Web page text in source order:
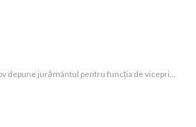
jurământul pentru funcția de viceprim-ministru al R. Moldova